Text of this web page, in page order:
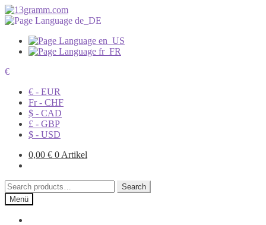
€
€ - EUR
Fr - CHF
$ - CAD
£ - GBP
$ - USD
0,00 € 0 Artikel
Search
for:
Search
Menü